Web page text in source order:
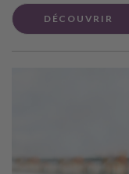
DÉCOUVRIR